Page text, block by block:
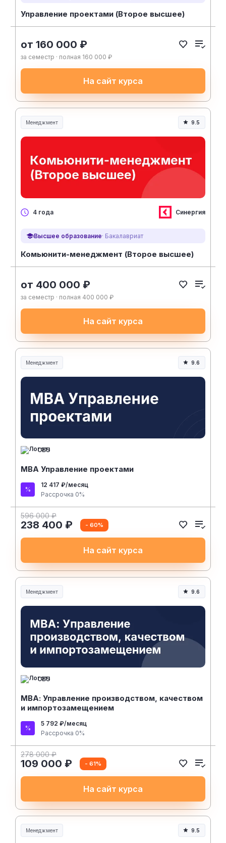
Управление проектами (Второе высшее)
от 160 000 ₽
за семестр · полная 160 000 ₽
На сайт курса
Менеджмент
Менеджмент и управление
9.5
4 года Синергия
Высшее образование· Бакалавриат
Комьюнити-менеджмент (Второе высшее)
от 400 000 ₽
за семестр · полная 400 000 ₽
На сайт курса
Менеджмент
Менеджмент и управление
9.6
CBS
MBA Управление проектами
12 417 ₽/месяц
Рассрочка 0%
596 000 ₽
238 400 ₽ - 60%
На сайт курса
Менеджмент
Менеджмент и управление
9.6
CBS
МВА: Управление производством, качеством
и импортозамещением
5 792 ₽/месяц
Рассрочка 0%
278 000 ₽
109 000 ₽ - 61%
На сайт курса
Менеджмент
Менеджмент и управление
9.5